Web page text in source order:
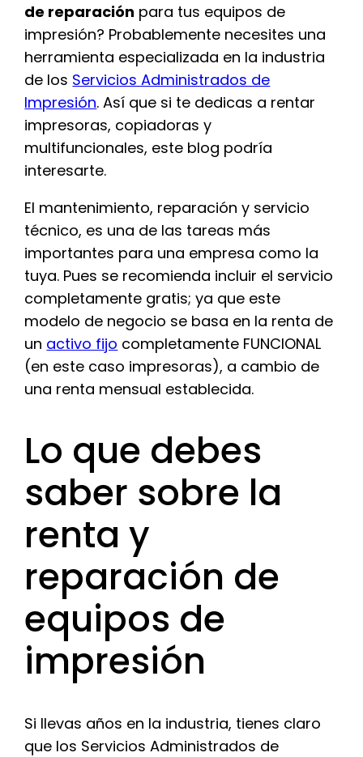
de reparación para tus equipos de
impresión? Probablemente necesites una
herramienta especializada en la industria
de los Servicios Administrados de
Impresión. Así que si te dedicas a rentar
impresoras, copiadoras y
multifuncionales, este blog podría
interesarte.
El mantenimiento, reparación y servicio
técnico, es una de las tareas más
importantes para una empresa como la
tuya. Pues se recomienda incluir el servicio
completamente gratis; ya que este
modelo de negocio se basa en la renta de
un activo fijo completamente FUNCIONAL
(en este caso impresoras), a cambio de
una renta mensual establecida.
Lo que debes
saber sobre la
renta y
reparación de
equipos de
impresión
Si llevas años en la industria, tienes claro
que los Servicios Administrados de